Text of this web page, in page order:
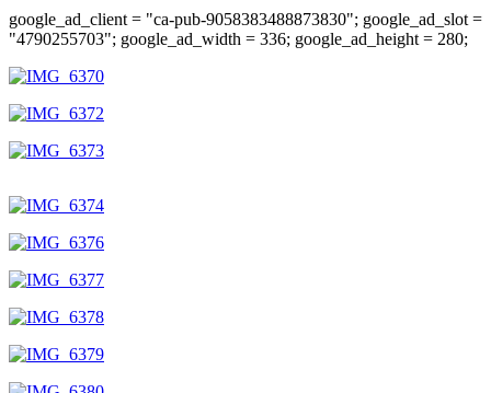
google_ad_client = "ca-pub-9058383488873830"; google_ad_slot =
"4790255703"; google_ad_width = 336; google_ad_height = 280;